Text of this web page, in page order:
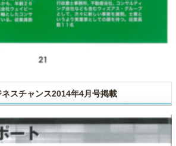
スチャンス2014年4月号掲載